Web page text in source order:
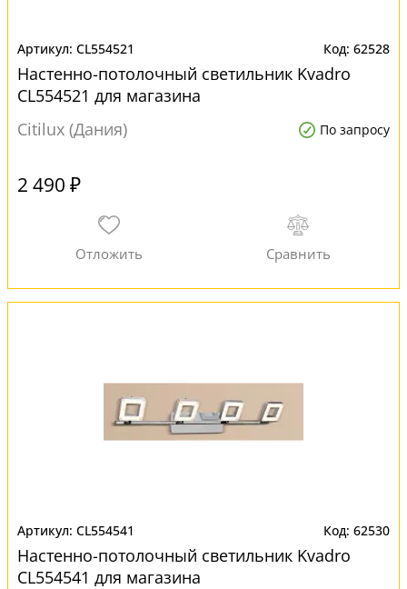
CL554521 62528
Настенно-потолочный светильник Kvadro
CL554521 для магазина
Citilux (Дания)
По запросу
2 490 ₽
CL554541 62530
Настенно-потолочный светильник Kvadro
CL554541 для магазина